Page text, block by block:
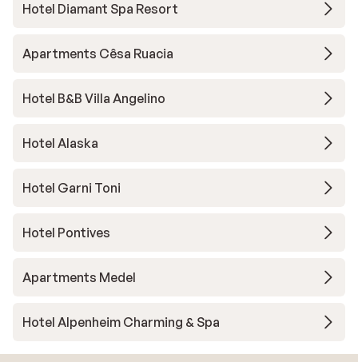
Hotel Diamant Spa Resort
Apartments Cêsa Ruacia
Hotel B&B Villa Angelino
Hotel Alaska
Hotel Garni Toni
Hotel Pontives
Apartments Medel
Hotel Alpenheim Charming & Spa